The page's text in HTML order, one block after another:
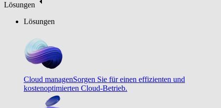
Lösungen
Lösungen
Cloud managenSorgen Sie für einen effizienten und
kostenoptimierten Cloud-Betrieb.